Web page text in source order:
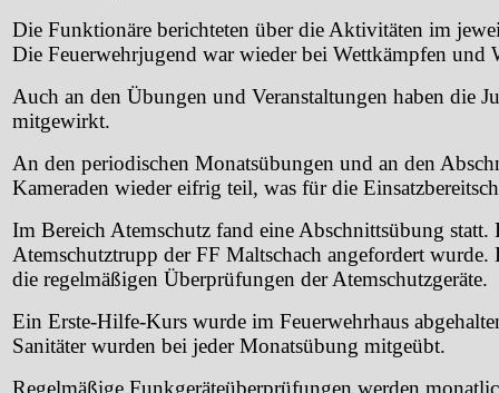
Die Funktionäre berichteten über die Aktivitäten im
Die Feuerwehrjugend war wieder bei Wettkämpfen und
Auch an den Übungen und Veranstaltungen haben die
mitgewirkt.
An den periodischen Monatsübungen und an den
Kameraden wieder eifrig teil, was für die
Im Bereich Atemschutz fand eine Abschnittsübung statt.
Atemschutztrupp der FF Maltschach angefordert wurde.
die regelmäßigen Überprüfungen der Atemschutzgeräte.
Ein Erste-Hilfe-Kurs wurde im Feuerwehrhaus
Sanitäter wurden bei jeder Monatsübung mitgeübt.
Regelmäßige Funkgeräteüberprüfungen werden